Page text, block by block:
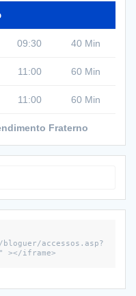
09:30 40 Min
11:00 60 Min
11:00 60 Min
Fraterno
accessos.asp?
></iframe>